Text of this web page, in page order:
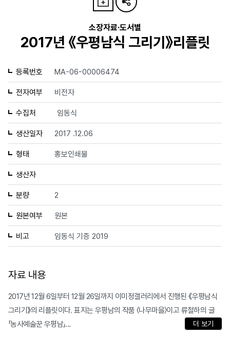
소장자료·도서별
2017년 《우평남식 그리기》리플릿
등록번호 MA-06-00006474
전자여부 비전자
수집처 임동식
생산일자 2017 .12.06
형태 홍보인쇄물
생산자
분량 2
원본여부 원본
비고 임동식 기증 2019
자료 내용
2017년 12월 6일부터 12월 26일까지 이미정갤러리에서 진행된 《우평남식
그리기》의 리플릿이다. 표지는 우평남의 작품 〈나무마을〉이고 류철하의 글
「농사예술꾼 우평남」...
더 보기